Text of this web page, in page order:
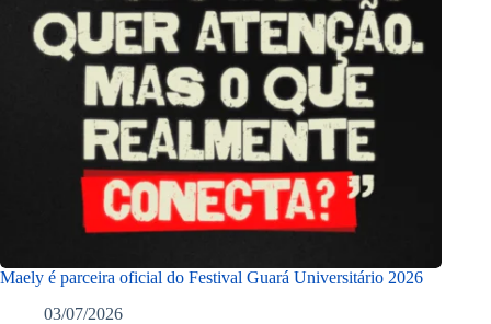
Maely é parceira oficial do Festival Guará Universitário 2026
03/07/2026